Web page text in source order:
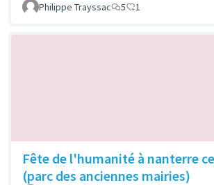
Philippe Trayssac
5 1
Fête de l'humanité à nanterre
(parc des anciennes mairies)